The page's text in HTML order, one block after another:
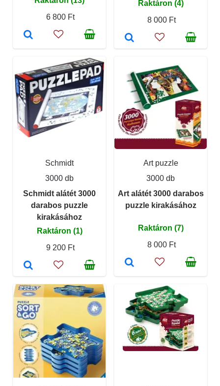
6 800 Ft
Raktáron (4)
8 000 Ft
Schmidt
3000 db
Schmidt alátét 3000
darabos puzzle
kirakásához
Raktáron (1)
9 200 Ft
Art puzzle
3000 db
Art alátét 3000 darabos
puzzle kirakásához
Raktáron (7)
8 000 Ft